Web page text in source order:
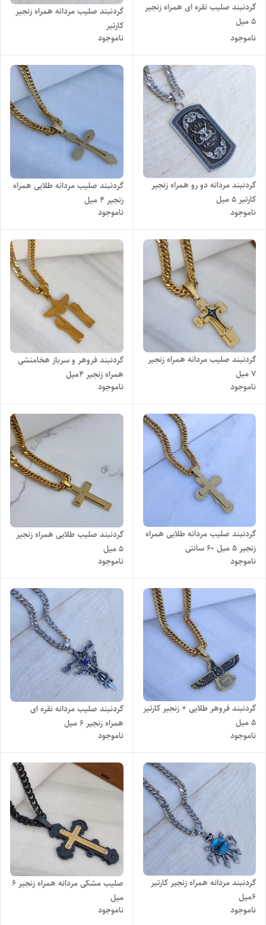
گردنبند صلیب نقره ای همراه زنجیر
۵ میل
ناموجود
گردنبند صلیب مردانه همراه زنجیر
کارتیر
ناموجود
گردنبند مردانه دو رو همراه زنجیر
کارتیر ۵ میل
ناموجود
گردنبند صلیب مردانه طلایی همراه
زنجیر ۴ میل
ناموجود
گردنبند صلیب مردانه همراه زنجیر
7 میل
ناموجود
گردنبند فروهر و سرباز هخامنشی
همراه زنجیر ۴میل
ناموجود
گردنبند صلیب مردانه طلایی همراه
زنجیر ۵ میل ۶۰ سانتی
ناموجود
گردنبند صلیب طلایی همراه زنجیر
۵ میل
ناموجود
گردنبند فروهر طلایی + زنجیر کارتیر
۵ میل
ناموجود
گردنبند صلیب مردانه نقره ای
همراه زنجیر 6 میل
ناموجود
گردنبند مردانه همراه زنجیر کارتیر
6میل
ناموجود
صلیب مشکی مردانه همراه زنجیر 6
میل
ناموجود